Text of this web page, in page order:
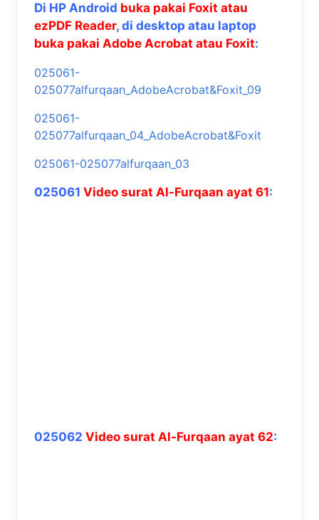
Di HP Android buka pakai Foxit atau
ezPDF Reader, di desktop atau laptop
buka pakai Adobe Acrobat atau Foxit:
025061-
025077alfurqaan_AdobeAcrobat&Foxit_09
025061-
025077alfurqaan_04_AdobeAcrobat&Foxit
025061-025077alfurqaan_03
025061 Video surat Al-Furqaan ayat 61:
025062 Video surat Al-Furqaan ayat 62: